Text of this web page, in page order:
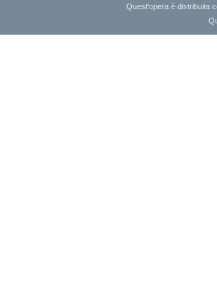
Quest'opera è distribuita